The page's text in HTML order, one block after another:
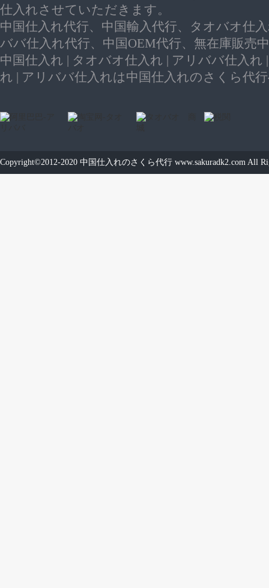
仕入れさせていただきます。
中国仕入れ代行、中国輸入代行、タオバオ仕
ババ仕入れ代行、中国OEM代行、無在庫販売
中国仕入れ | タオバオ仕入れ | アリババ仕入れ
れ | アリババ仕入れは中国仕入れのさくら代
Copyright©2012-2020 中国仕入れのさくら代行 www.sakuradk2.com All